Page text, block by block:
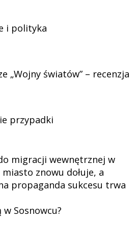
i polityka
„Wojny światów” – recenzja
przypadki
migracji wewnętrznej w
miasto znowu dołuje, a
propaganda sukcesu trwa
Sosnowcu?